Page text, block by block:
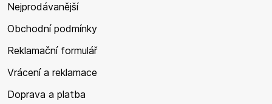
Nejprodávanější
Obchodní podmínky
Reklamační formulář
Vrácení a reklamace
Doprava a platba